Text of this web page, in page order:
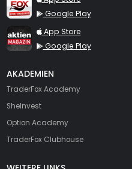
Google Play
TraderFox aktien Magazin
App Store
Google Play
AKADEMIEN
TraderFox Academy
SheInvest
Option Academy
TraderFox Clubhouse